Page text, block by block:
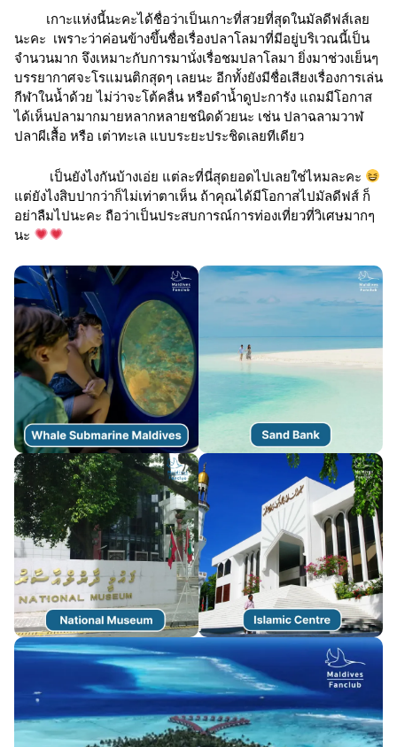
เกาะแห่งนี้นะคะได้ชื่อว่าเป็นเกาะที่สวยที่สุดในมัลดีฟส์เลย
นะคะ เพราะว่าค่อนข้างขึ้นชื่อเรื่องปลาโลมาที่มีอยู่บริเวณนี้เป็น
จำนวนมาก จึงเหมาะกับการมานั่งเรื่อชมปลาโลมา ยิ่งมาช่วงเย็นๆ
บรรยากาศจะโรแมนติกสุดๆ เลยนะ อีกทั้งยังมีชื่อเสียงเรื่องการเล่น
กีฬาในน้ำด้วย ไม่ว่าจะโต้คลื่น หรือดำน้ำดูปะการัง แถมมีโอกาส
ได้เห็นปลามากมายหลากหลายชนิดด้วยนะ เช่น ปลาฉลามวาฬ
ปลาผีเสื้อ หรือ เต่าทะเล แบบระยะประชิดเลยทีเดียว
เป็นยังไงกันบ้างเอ่ย แต่ละที่นี่สุดยอดไปเลยใช่ไหมละคะ
แต่ยังไงสิบปากว่าก็ไม่เท่าตาเห็น ถ้าคุณได้มีโอกาสไปมัลดีฟส์ ก็
อย่าลืมไปนะคะ ถือว่าเป็นประสบการณ์การท่องเที่ยวที่วิเศษมากๆ
นะ